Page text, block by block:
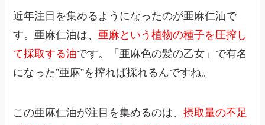
近年注目を集めるようになったのが亜麻仁油で
す。亜麻仁油は、 亜麻という植物の種子を圧搾し
て採取する油です。「亜麻色の髪の乙女」で有名
になった”亜麻”を搾れば採れるんですね。
この亜麻仁油が注目を集めるのは、摂取量の不足